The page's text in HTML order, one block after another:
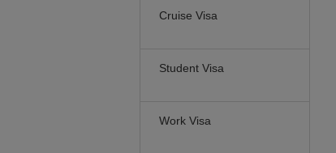
Cruise Visa
Student Visa
Work Visa